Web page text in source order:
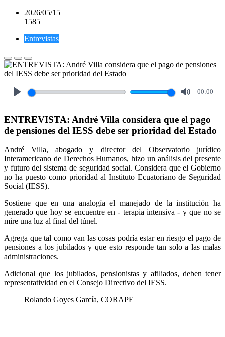
2026/05/15
1585
Entrevistas
00:00
ENTREVISTA: André Villa considera que el pago
de pensiones del IESS debe ser prioridad del Estado
André Villa, abogado y director del Observatorio jurídico
Interamericano de Derechos Humanos, hizo un análisis del presente
y futuro del sistema de seguridad social. Considera que el Gobierno
no ha puesto como prioridad al Instituto Ecuatoriano de Seguridad
Social (IESS).
Sostiene que en una analogía el manejado de la institución ha
generado que hoy se encuentre en - terapia intensiva - y que no se
mire una luz al final del túnel.
Agrega que tal como van las cosas podría estar en riesgo el pago de
pensiones a los jubilados y que esto responde tan solo a las malas
administraciones.
Adicional que los jubilados, pensionistas y afiliados, deben tener
representatividad en el Consejo Directivo del IESS.
Rolando Goyes García, CORAPE